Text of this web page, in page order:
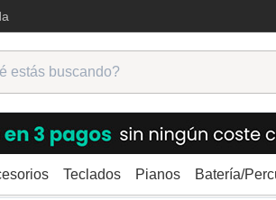
Teclados Pianos Batería/
Guitarras electroacústicas Yamaha